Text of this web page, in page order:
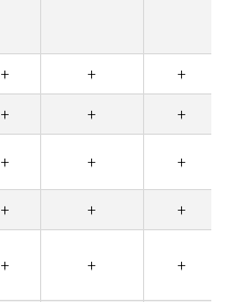
+ +
+
+ +
+
+ + +
+ +
+
+ + +